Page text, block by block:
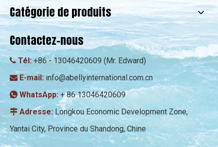
Catégorie de produits
Contactez-nous
 Tél: +86 - 13046420609 (Mr. Edward)
 E-mail: info@abellyinternational.com.cn
 WhatsApp: + 86 13046420609
 Adresse: Longkou Economic Development Zone,
Yantai City, Province du Shandong, Chine